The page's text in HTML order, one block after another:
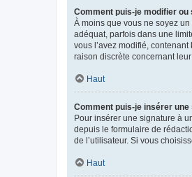
Comment puis-je modifier
À moins que vous ne soyez
adéquat, parfois dans une
vous l’avez modifié,
raison discrète concernant
Haut
Comment puis-je insérer
Pour insérer une signature à
depuis le formulaire de
de l’utilisateur. Si vous
Haut